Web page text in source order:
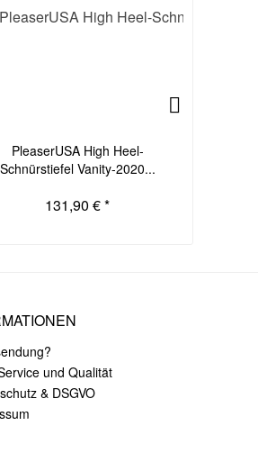
PleaserUSA High Heel-
Schnürstiefel Vanity-2020...
131,90 € *
und Qualität
& DSGVO